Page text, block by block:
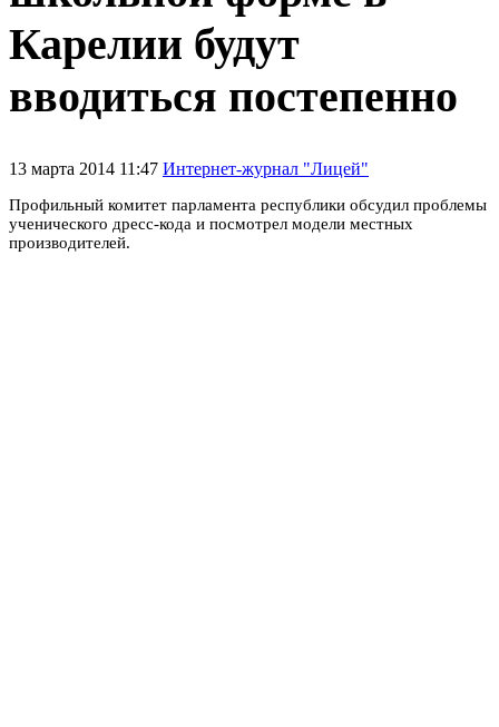
Карелии будут
вводиться постепенно
13 марта 2014 11:47 Интернет-журнал "Лицей"
Профильный комитет парламента республики обсудил проблемы
ученического дресс-кода и посмотрел модели местных
производителей.